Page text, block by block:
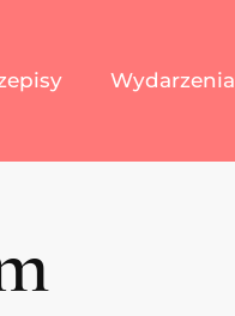
Wydarzenia